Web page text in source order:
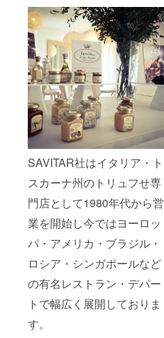
SAVITAR社はイタリア・ト
スカーナ州のトリュフせ専
門店として1980年代から営
業を開始し今ではヨーロッ
パ・アメリカ・ブラジル・
ロシア・シンガポールなど
の有名レストラン・デパー
トで幅広く展開しておりま
す。